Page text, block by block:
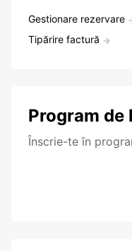
Gestionare rezervare
Tipărire factură
Program
Înscrie-te în